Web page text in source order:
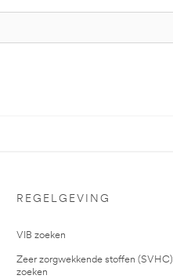
REGELGEVING
VIB zoeken
Zeer zorgwekkende stoffen (SVHC)
zoeken